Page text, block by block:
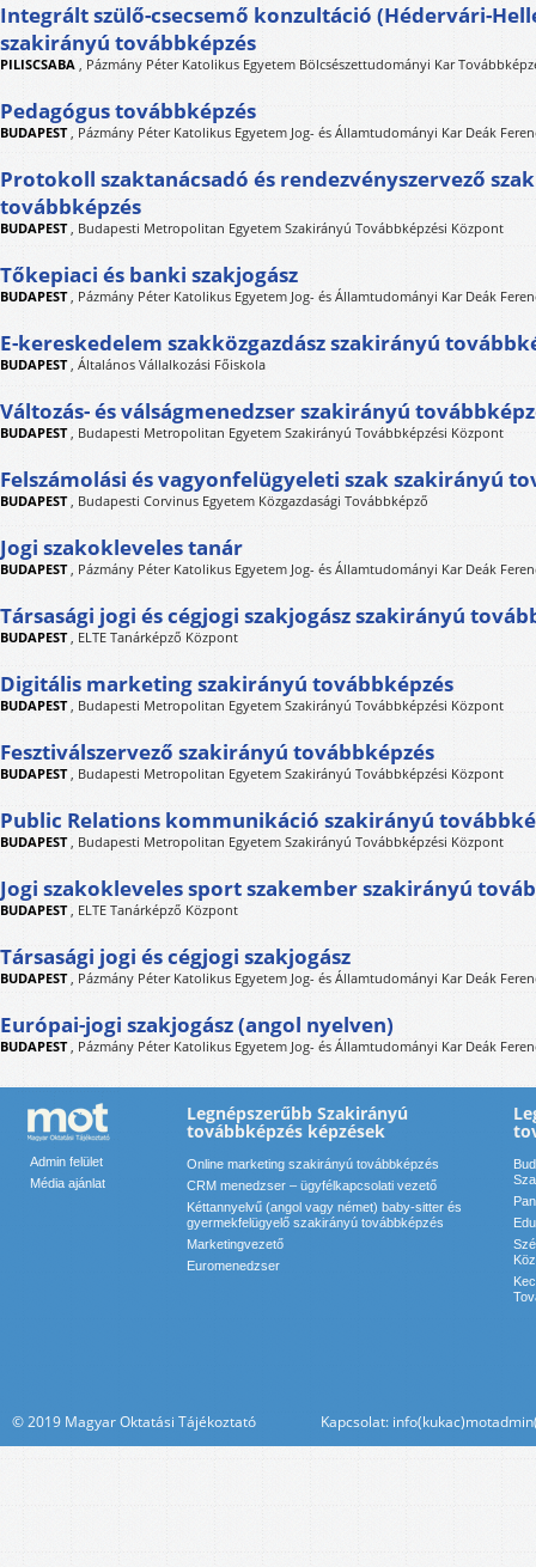
Integrált szülő-csecsemő konzultáció (Hédervári-
szakirányú továbbképzés
PILISCSABA , Pázmány Péter Katolikus Egyetem Bölcsészettudományi Kar
Pedagógus továbbképzés
BUDAPEST, Pázmány Péter Katolikus Egyetem Jog- és Államtudományi Kar Deák
Protokoll szaktanácsadó és rendezvényszervező
továbbképzés
BUDAPEST, Budapesti Metropolitan Egyetem Szakirányú Továbbképzési Központ
Tőkepiaci és banki szakjogász
BUDAPEST, Pázmány Péter Katolikus Egyetem Jog- és Államtudományi Kar Deák
E-kereskedelem szakközgazdász szakirányú
BUDAPEST, Általános Vállalkozási Főiskola
Változás- és válságmenedzser szakirányú
BUDAPEST, Budapesti Metropolitan Egyetem Szakirányú Továbbképzési Központ
Felszámolási és vagyonfelügyeleti szak szakirányú
BUDAPEST, Budapesti Corvinus Egyetem Közgazdasági Továbbképző
Jogi szakokleveles tanár
BUDAPEST, Pázmány Péter Katolikus Egyetem Jog- és Államtudományi Kar Deák
Társasági jogi és cégjogi szakjogász szakirányú
BUDAPEST, ELTE Tanárképző Központ
Digitális marketing szakirányú továbbképzés
BUDAPEST, Budapesti Metropolitan Egyetem Szakirányú Továbbképzési Központ
Fesztiválszervező szakirányú továbbképzés
BUDAPEST, Budapesti Metropolitan Egyetem Szakirányú Továbbképzési Központ
Public Relations kommunikáció szakirányú
BUDAPEST, Budapesti Metropolitan Egyetem Szakirányú Továbbképzési Központ
Jogi szakokleveles sport szakember szakirányú
BUDAPEST, ELTE Tanárképző Központ
Társasági jogi és cégjogi szakjogász
BUDAPEST, Pázmány Péter Katolikus Egyetem Jog- és Államtudományi Kar Deák
Európai-jogi szakjogász (angol nyelven)
BUDAPEST, Pázmány Péter Katolikus Egyetem Jog- és Államtudományi Kar Deák
Admin felület
Média ajánlat
Legnépszerűbb Szakirányú
továbbképzés képzések
Online marketing szakirányú továbbképzés
CRM menedzser – ügyfélkapcsolati vezető
Kéttannyelvű (angol vagy német) baby-sitter és
gyermekfelügyelő szakirányú továbbképzés
Marketingvezető
Euromenedzser
© 2019 Magyar Oktatási Tájékoztató Kapcsolat: